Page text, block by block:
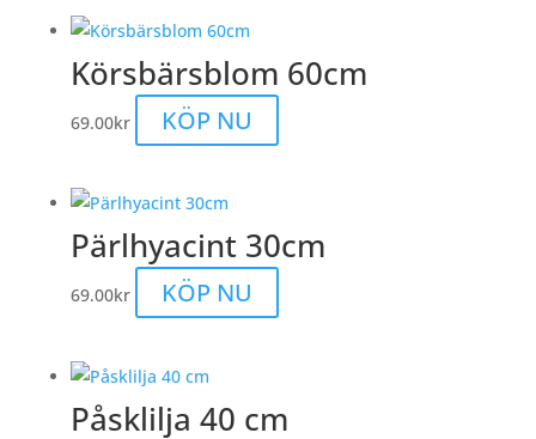
Körsbärsblom 60cm
69.00kr KÖP NU
Pärlhyacint 30cm
69.00kr KÖP NU
Påsklilja 40 cm